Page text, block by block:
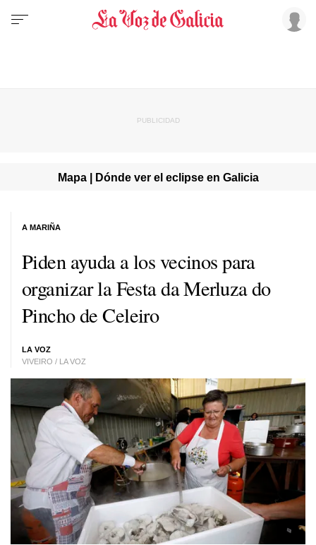
Mapa | Dónde ver el eclipse en Galicia
Piden ayuda a los vecinos para
organizar la Festa da Merluza do
Pincho de Celeiro
LA VOZ
VIVEIRO / LA VOZ
A MARIÑA